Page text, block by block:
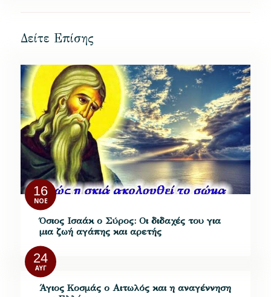
Δείτε Επίσης
16
ΝΟΈ
Όσιος Ισαάκ ο Σύρος: Οι διδαχές του για
μια ζωή αγάπης και αρετής
24
ΑΥΓ
Άγιος Κοσμάς ο Αιτωλός και η αναγέννηση